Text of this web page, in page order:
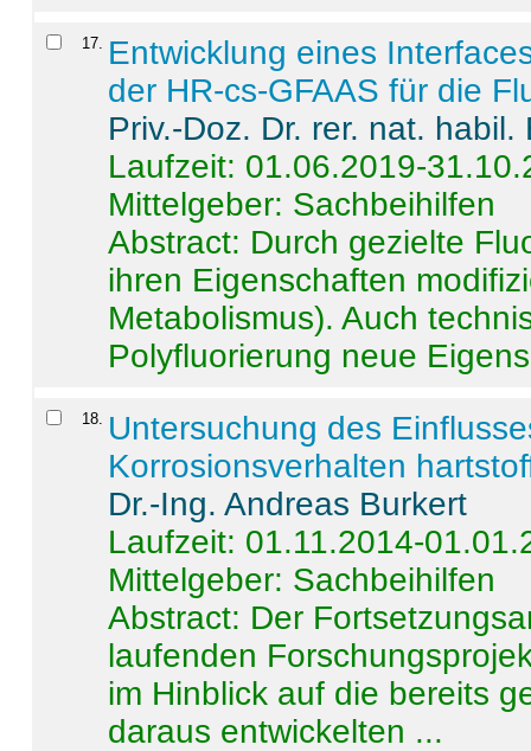
17
Entwicklung eines
der HR-cs-GFAAS für die
Priv.-Doz. Dr. rer. nat.
Laufzeit: 01.06.2019-
Mittelgeber: Sachbeihilfen
Abstract: Durch gezielte
ihren Eigenschaften
Metabolismus). Auch
Polyfluorierung neue
18
Untersuchung des
Korrosionsverhalten
Dr.-Ing. Andreas Burkert
Laufzeit: 01.11.2014-
Mittelgeber: Sachbeihilfen
Abstract: Der
laufenden
im Hinblick auf die bereits
daraus entwickelten ...